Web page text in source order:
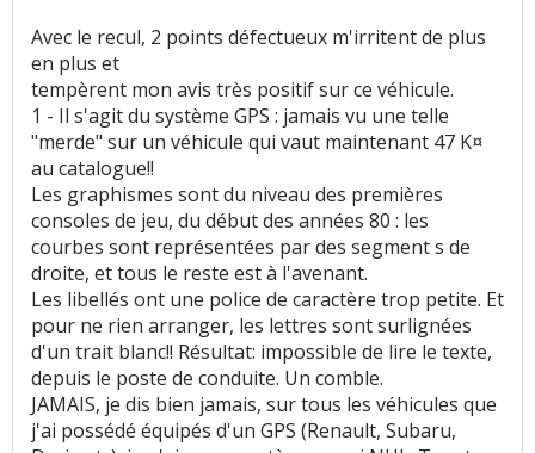
Avec le recul, 2 points défectueux m'irritent de plus
en plus et
tempèrent mon avis très positif sur ce véhicule.
1 - Il s'agit du système GPS : jamais vu une telle
"merde" sur un véhicule qui vaut maintenant 47 K¤
au catalogue!!
Les graphismes sont du niveau des premières
consoles de jeu, du début des années 80 : les
courbes sont représentées par des segment s de
droite, et tous le reste est à l'avenant.
Les libellés ont une police de caractère trop petite. Et
pour ne rien arranger, les lettres sont surlignées
d'un trait blanc!! Résultat: impossible de lire le texte,
depuis le poste de conduite. Un comble.
JAMAIS, je dis bien jamais, sur tous les véhicules que
j'ai possédé équipés d'un GPS (Renault, Subaru,